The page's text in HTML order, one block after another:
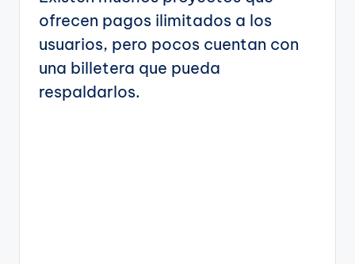
ofrecen pagos ilimitados a los
usuarios, pero pocos cuentan con
una billetera que pueda
respaldarlos.